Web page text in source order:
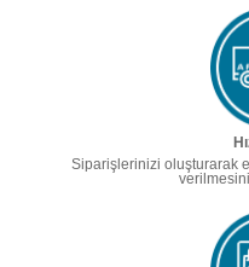
Siparişlerinizi oluşturarak